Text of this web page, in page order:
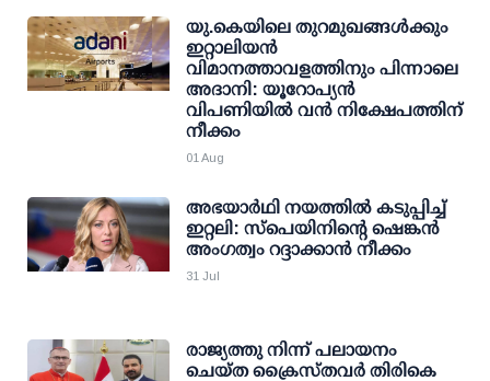
യു.കെയിലെ തുറമുഖങ്ങള്‍ക്കും
ഇറ്റാലിയന്‍
വിമാനത്താവളത്തിനും പിന്നാലെ
അദാനി: യൂറോപ്യന്‍
വിപണിയില്‍ വന്‍ നിക്ഷേപത്തിന്
നീക്കം
01 Aug
അഭയാര്‍ഥി നയത്തില്‍ കടുപ്പിച്ച്
ഇറ്റലി: സ്‌പെയിനിന്റെ ഷെങ്കന്‍
അംഗത്വം റദ്ദാക്കാന്‍ നീക്കം
31 Jul
രാജ്യത്തു നിന്ന് പലായനം
ചെയ്ത ക്രൈസ്തവര്‍ തിരികെ